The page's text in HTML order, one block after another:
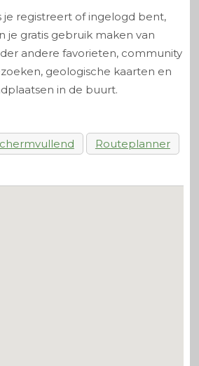
je registreert of ingelogd bent,
je gratis gebruik maken van
andere favorieten, community
geologische kaarten en
in de buurt.
Routeplanner